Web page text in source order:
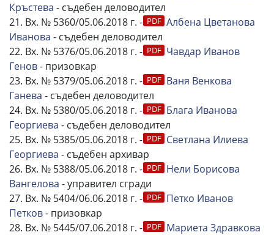
Кръстева - съдебен деловодител
21. Вх. № 5360/05.06.2018 г. -
Албена Цветанова
Иванова - съдебен деловодител
22. Вх. № 5376/05.06.2018 г. -
Чавдар Иванов
Генов- призовкар
23. Вх. № 5379/05.06.2018 г. -
Ваня Венкова
Ганева - съдебен деловодител
24. Вх. № 5380/05.06.2018 г. -
Блага Иванова
Георгиева - съдебен деловодител
25. Вх. № 5385/05.06.2018 г. -
Светлана Илиева
Георгиева - съдебен архивар
26. Вх. № 5388/05.06.2018 г. -
Нели Борисова
Вангелова - управител сгради
27. Вх. № 5404/06.06.2018 г. -
Петко Иванов
Петков- призовкар
28. Вх. № 5445/07.06.2018 г. -
Мариета Здравкова